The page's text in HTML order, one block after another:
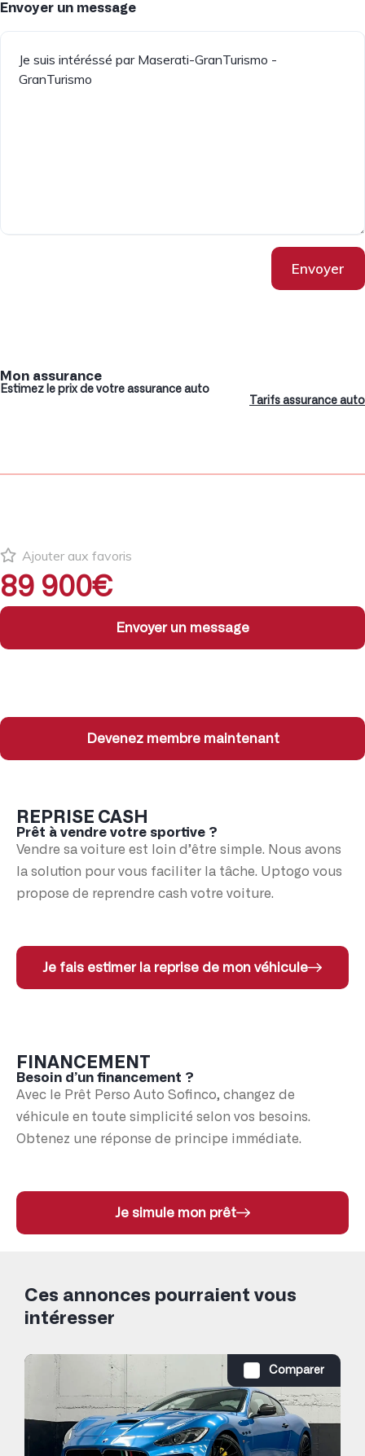
Envoyer un message
Envoyer
Mon assurance
Estimez le prix de votre assurance auto
Tarifs assurance auto
Ajouter aux favoris
89 900€
Envoyer un message
Devenez membre maintenant
REPRISE CASH
Prêt à vendre votre sportive ?
Vendre sa voiture est loin d’être simple. Nous avons
la solution pour vous faciliter la tâche. Uptogo vous
propose de reprendre cash votre voiture.
Je fais estimer la reprise de mon véhicule
FINANCEMENT
Besoin d’un financement ?
Avec le Prêt Perso Auto Sofinco, changez de
véhicule en toute simplicité selon vos besoins.
Obtenez une réponse de principe immédiate.
Je simule mon prêt
Ces annonces pourraient vous
intéresser
Comparer